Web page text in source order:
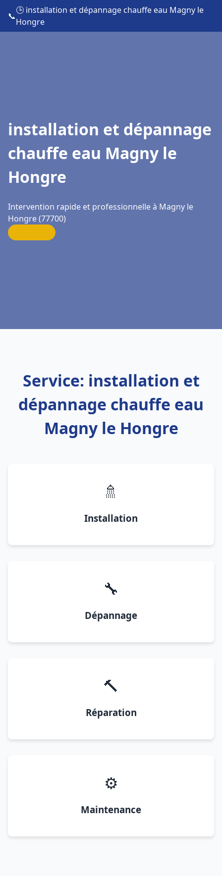
📞
🕒 installation et dépannage chauffe eau Magny le
Hongre
installation et dépannage
chauffe eau Magny le
Hongre
Intervention rapide et professionnelle à Magny le
Hongre (77700)
Service: installation et
dépannage chauffe eau
Magny le Hongre
🚿
Installation
🔧
Dépannage
🔨
Réparation
⚙️
Maintenance